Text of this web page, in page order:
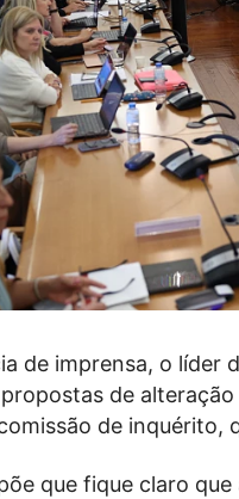
de imprensa, o líder
de
de inquérito,
que fique claro